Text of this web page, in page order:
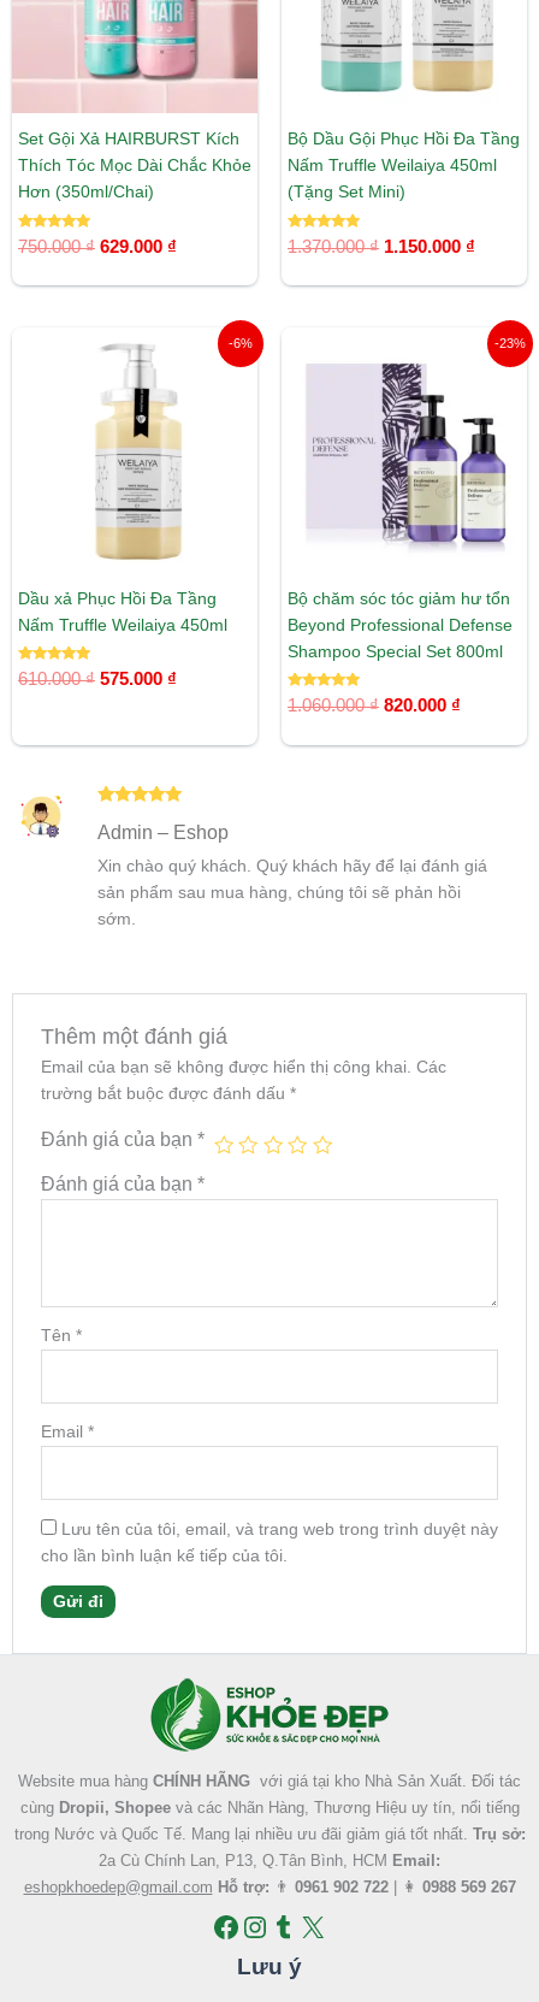
Set Gội Xả HAIRBURST Kích
Thích Tóc Mọc Dài Chắc Khỏe
Hơn (350ml/Chai)
Được xếp
hạng
750.000₫ 629.000 ₫
Bộ Dầu Gội Phục Hồi Đa Tầng
Nấm Truffle Weilaiya 450ml
(Tặng Set Mini)
Được xếp
hạng
1.370.000₫ 1.150.000 ₫
-6%
Dầu xả Phục Hồi Đa Tầng
Nấm Truffle Weilaiya 450ml
Được xếp
hạng
610.000₫
gốc
610.000 ₫.
575.000 ₫
là:
575.000 ₫.
-23%
Bộ chăm sóc tóc giảm hư tổn
Beyond Professional Defense
Shampoo Special Set 800ml
Được xếp
hạng
1.060.000₫
là:
1.060.000 ₫.
820.000 ₫
Giá
hiện
820.000
hạng55
Admin – Eshop
Xin chào quý khách. Quý khách hãy để lại đánh giá
sản phẩm sau mua hàng, chúng tôi sẽ phản hồi
sớm.
Thêm một đánh giá
Email của bạn sẽ không được hiển thị công khai. Các
trường bắt buộc được đánh dấu *
Đánh giá của bạn *
Đánh giá của bạn *
Tên *
Email *
Lưu tên của tôi, email, và trang web trong trình duyệt này
cho lần bình luận kế tiếp của tôi.
Website mua hàng CHÍNH HÃNG với giá tại kho Nhà Sản Xuất. Đối tác
cùng Dropii, Shopeevà các Nhãn Hàng, Thương Hiệu uy tín, nổi tiếng
trong Nước và Quốc Tế. Mang lại nhiều ưu đãi giảm giá tốt nhất. Trụ sở:
2a Cù Chính Lan, P13, Q.Tân Bình, HCM Email:
eshopkhoedep@gmail.com Hỗ trợ: 👨 0961 902 722| 👩 0988 569 267
Lưu ý